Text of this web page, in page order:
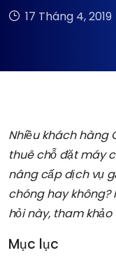
17 Tháng 4, 2019
Nhiều khách hàng
thuê chỗ đặt máy
nâng cấp dịch vụ
chóng hay không?
hỏi này, tham
Mục lục